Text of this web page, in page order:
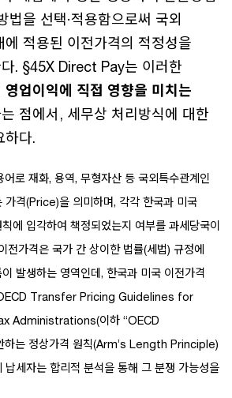
법을 선택·적용함으로써 국외
에 적용된 이전가격의 적정성을
. §45X Direct Pay는 이러한
영업이익에 직접 영향을 미치는
점에서, 세무상 처리방식에 대한
하다.
로 재화, 용역, 무형자산 등 국외특수관계인
가격(Price)을 의미하며, 각각 한국과 미국
에 입각하여 책정되었는지 여부를 과세당국이
전가격은 국가 간 상이한 법률(세법) 규정에
발생하는 영역인데, 한국과 미국 이전가격
Transfer Pricing Guidelines for
Administrations(이하 “OECD
하는 정상가격 원칙(Arm’s Length Principle)
납세자는 합리적 분석을 통해 그 분쟁 가능성을